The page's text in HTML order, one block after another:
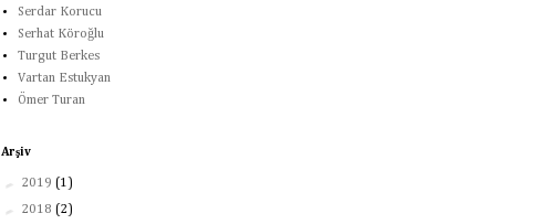
Serdar Korucu
Serhat Köroğlu
Turgut Berkes
Vartan Estukyan
Ömer Turan
Arşiv
► 2019 (1)
► 2018 (2)